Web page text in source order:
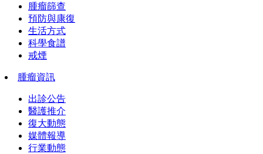
腫瘤篩查
預防與康復
生活方式
科學食譜
戒煙
腫瘤資訊
出診公告
醫護推介
復大動態
媒體報導
行業動態